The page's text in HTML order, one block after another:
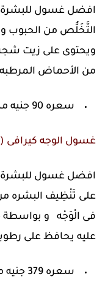
افضل غسول للبشرة
التَّخَلُّص من الحبوب
ويحتوى على زيت
من الأحماض
سعره 90 جنيه مصرى
غسول الوجه كيرافى ( Cerave)
افضل غسول
على تَنْظِيف البشره من
فى الْوَجْه و بواسطة
عليه يحافظ على
سعره 379 جنيه مصري